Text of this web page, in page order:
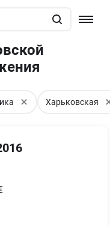
Харьковская